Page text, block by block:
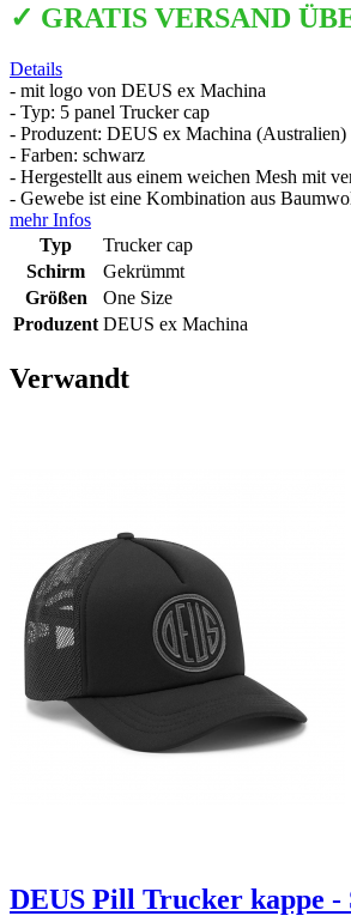
✓ GRATIS VERSAND
Details
- mit logo von DEUS ex Machina
- Typ: 5 panel Trucker cap
- Produzent: DEUS ex Machina (Australien)
- Farben: schwarz
- Hergestellt aus einem weichen Mesh mit
- Gewebe ist eine Kombination aus
mehr Infos
Typ
Trucker cap
Schirm
Gekrümmt
Größen
One Size
Produzent DEUS ex Machina
Verwandt
DEUS Pill Trucker kappe -